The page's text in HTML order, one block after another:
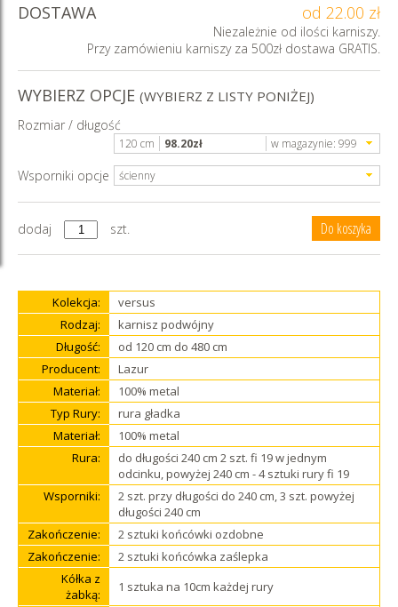
DOSTAWA od 22.00 zł
Niezależnie od ilości karniszy.
Przy zamówieniu karniszy za 500zł dostawa GRATIS.
WYBIERZ OPCJE (WYBIERZ Z LISTY PONIŻEJ)
Rozmiar / długość
120 cm 98.20zł w magazynie: 999
Wsporniki opcje ścienny
dodaj szt.
Kolekcja:
versus
Rodzaj:
karnisz podwójny
Długość:
od 120 cm do 480 cm
Producent:
Lazur
Materiał:
100% metal
Typ Rury:
rura gładka
Materiał:
100% metal
Rura:
do długości 240 cm 2 szt. fi 19 w jednym
odcinku, powyżej 240 cm - 4 sztuki rury fi 19
Wsporniki:
2 szt. przy długości do 240 cm, 3 szt. powyżej
długości 240 cm
Zakończenie:
2 sztuki końcówki ozdobne
Zakończenie:
2 sztuki końcówka zaślepka
Kółka z
żabką:
1 sztuka na 10cm każdej rury